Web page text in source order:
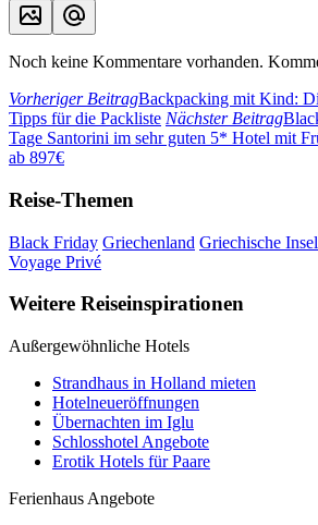
Noch keine Kommentare vorhanden.
Vorheriger BeitragBackpacking mit Kind:
Tipps für die Packliste Nächster Beitrag
Tage Santorini im sehr guten 5* Hotel mit
ab 897€
Reise-Themen
Black Friday Griechenland Griechische
Voyage Privé
Weitere Reiseinspirationen
Außergewöhnliche Hotels
Strandhaus in Holland mieten
Hotelneueröffnungen
Übernachten im Iglu
Schlosshotel Angebote
Erotik Hotels für Paare
Ferienhaus Angebote